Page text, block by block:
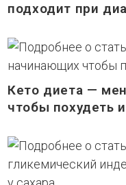
подходит при
Кето диета —
чтобы похудеть